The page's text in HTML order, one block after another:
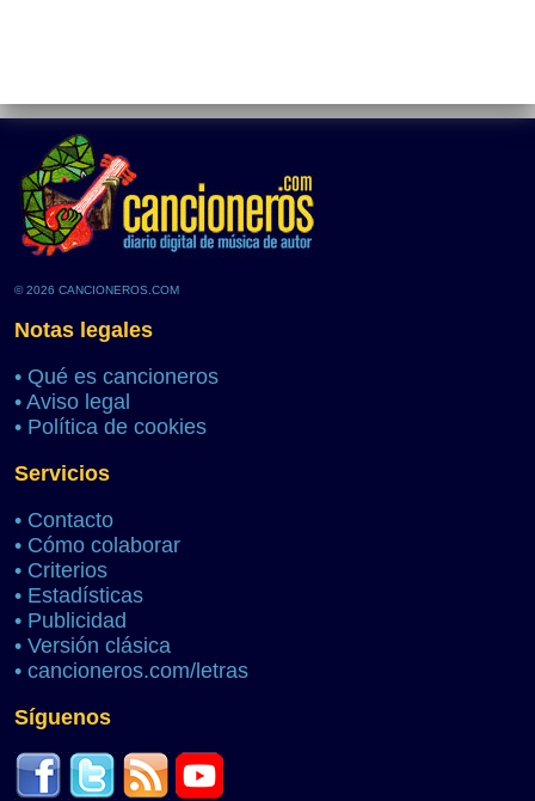
© 2026 CANCIONEROS.COM
Notas legales
• Qué es cancioneros
• Aviso legal
• Política de cookies
Servicios
• Contacto
• Cómo colaborar
• Criterios
• Estadísticas
• Publicidad
• Versión clásica
• cancioneros.com/letras
Síguenos